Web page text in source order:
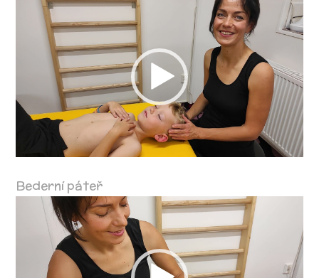
Video
přehrávač
Bederní páteř
Video
přehrávač